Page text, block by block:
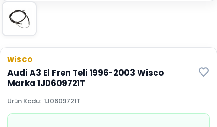
WİSCO
Audi A3 El Fren Teli 1996-2003 Wisco
Marka 1J0609721T
Ürün Kodu: 1J0609721T